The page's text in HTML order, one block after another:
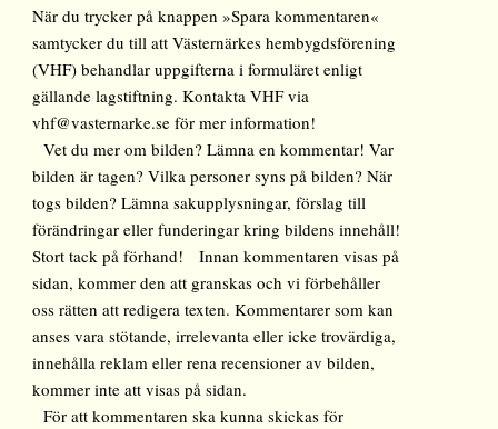
När du trycker på knappen »Spara kommentaren«
samtycker du till att Västernärkes hembygdsförening
(VHF) behandlar uppgifterna i formuläret enligt
gällande lagstiftning. Kontakta VHF via
vhf@vasternarke.se för mer information!
Vet du mer om bilden? Lämna en kommentar! Var
bilden är tagen? Vilka personer syns på bilden? När
togs bilden? Lämna sakupplysningar, förslag till
förändringar eller funderingar kring bildens innehåll!
Stort tack på förhand! Innan kommentaren visas på
sidan, kommer den att granskas och vi förbehåller
oss rätten att redigera texten. Kommentarer som kan
anses vara stötande, irrelevanta eller icke trovärdiga,
innehålla reklam eller rena recensioner av bilden,
kommer inte att visas på sidan.
För att kommentaren ska kunna skickas för